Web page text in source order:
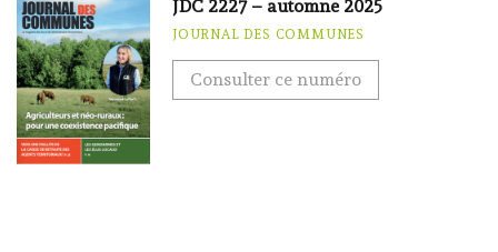
JDC 2227 – automne 2025
JOURNAL DES COMMUNES
Consulter ce numéro